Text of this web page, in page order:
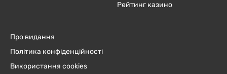
Рейтинг казино
Про видання
Політика конфіденційності
Використання cookies